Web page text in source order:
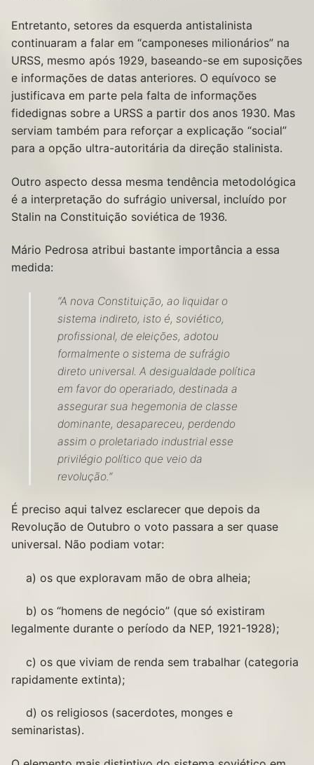
Entretanto, setores da esquerda antistalinista
continuaram a falar em “camponeses milionários” na
URSS, mesmo após 1929, baseando-se em suposições
e informações de datas anteriores. O equívoco se
justificava em parte pela falta de informações
fidedignas sobre a URSS a partir dos anos 1930. Mas
serviam também para reforçar a explicação “social”
para a opção ultra-autoritária da direção stalinista.
Outro aspecto dessa mesma tendência metodológica
é a interpretação do sufrágio universal, incluído por
Stalin na Constituição soviética de 1936.
Mário Pedrosa atribui bastante importância a essa
medida:
“A nova Constituição, ao liquidar o
sistema indireto, isto é, soviético,
profissional, de eleições, adotou
formalmente o sistema de sufrágio
direto universal. A desigualdade política
em favor do operariado, destinada a
assegurar sua hegemonia de classe
dominante, desapareceu, perdendo
assim o proletariado industrial esse
privilégio político que veio da
revolução.”
É preciso aqui talvez esclarecer que depois da
Revolução de Outubro o voto passara a ser quase
universal. Não podiam votar:
a) os que exploravam mão de obra alheia;
b) os “homens de negócio” (que só existiram
legalmente durante o período da NEP, 1921-1928);
c) os que viviam de renda sem trabalhar (categoria
rapidamente extinta);
d) os religiosos (sacerdotes, monges e
seminaristas).